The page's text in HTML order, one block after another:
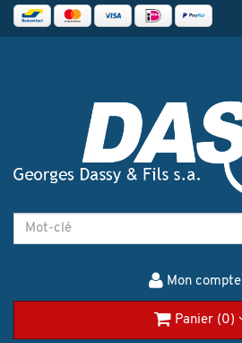
Mon compte
Panier (0)